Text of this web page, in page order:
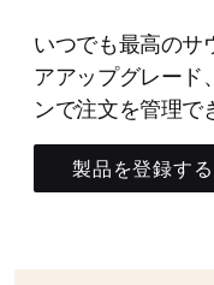
いつでも最高のサ
アアップグレード
ンで注文を管理で
製品を登録する